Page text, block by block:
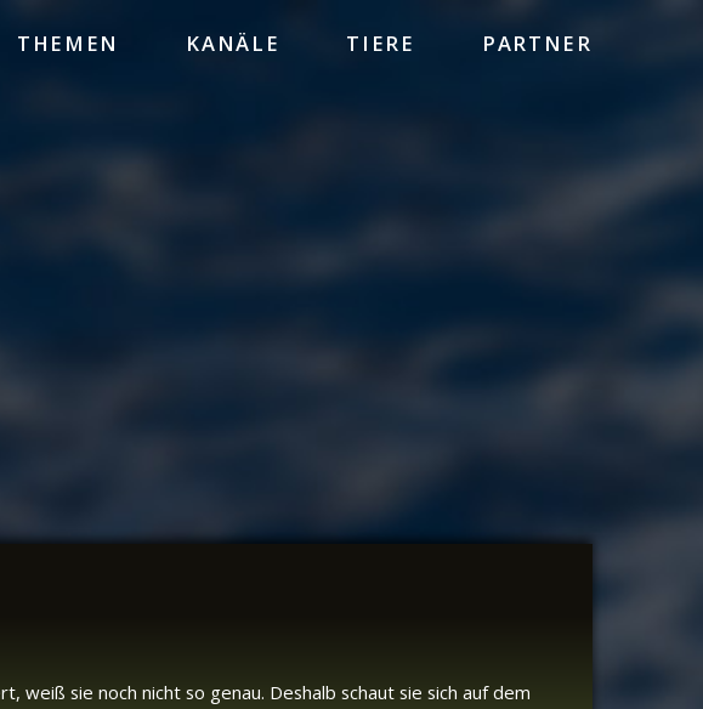
THEMEN KANÄLE TIERE PARTNER
weiß sie noch nicht so genau. Deshalb schaut sie sich auf dem